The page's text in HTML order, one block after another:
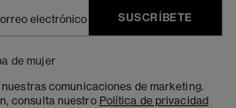
SUSCRÍBETE
de mujer
comunicaciones de marketing.
consulta nuestro Política de privacidad